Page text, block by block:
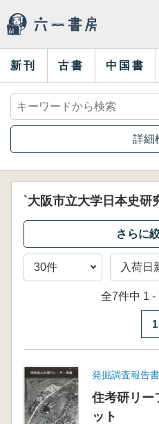
新刊 古書 中国書
詳細
`大阪市立大学日本史研
全7件中 1 -
1
発掘調査報告書
住考研リ
ット